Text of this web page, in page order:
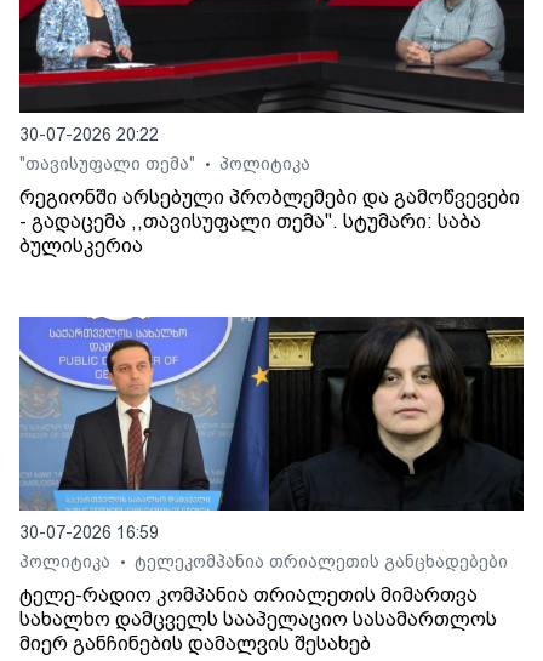
30-07-2026 20:22
"თავისუფალი თემა"
• პოლიტიკა
რეგიონში არსებული პრობლემები და გამოწვევები
- გადაცემა ,,თავისუფალი თემა". სტუმარი: საბა
ბულისკერია
30-07-2026 16:59
პოლიტიკა
• ტელეკომპანია თრიალეთის განცხადებები
ტელე-რადიო კომპანია თრიალეთის მიმართვა
სახალხო დამცველს სააპელაციო სასამართლოს
მიერ განჩინების დამალვის შესახებ